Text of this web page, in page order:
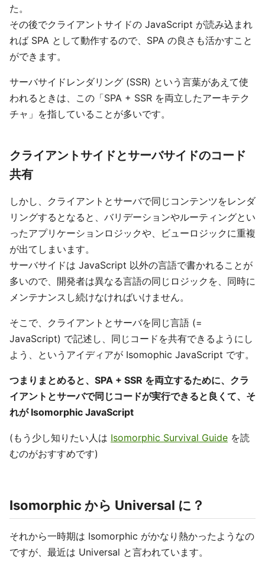
た。
その後でクライアントサイドの JavaScript が読み込まれ
れば SPA として動作するので、SPA の良さも活かすこと
ができます。
サーバサイドレンダリング (SSR) という言葉があえて使
われるときは、この「SPA + SSR を両立したアーキテク
チャ」を指していることが多いです。
クライアントサイドとサーバサイドのコード
共有
しかし、クライアントとサーバで同じコンテンツをレンダ
リングするとなると、バリデーションやルーティングとい
ったアプリケーションロジックや、ビューロジックに重複
が出てしまいます。
サーバサイドは JavaScript 以外の言語で書かれることが
多いので、開発者は異なる言語の同じロジックを、同時に
メンテナンスし続けなければいけません。
そこで、クライアントとサーバを同じ言語 (=
JavaScript) で記述し、同じコードを共有できるようにし
よう、というアイディアが Isomophic JavaScript です。
つまりまとめると、SPA + SSR を両立するために、クラ
イアントとサーバで同じコードが実行できると良くて、そ
れが Isomorphic JavaScript
(もう少し知りたい人は Isomorphic Survival Guide を読
むのがおすすめです)
Isomorphic から Universal に？
それから一時期は Isomorphic がかなり熱かったようなの
ですが、最近は Universal と言われています。